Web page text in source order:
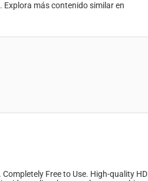
Explora más contenido similar en
Free to Use. High-quality HD